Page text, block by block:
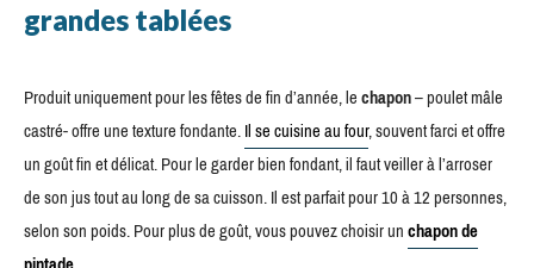
grandes tablées
Produit uniquement pour les fêtes de fin d’année, lechapon– poulet mâle
castré- offre une texture fondante.Il se cuisine au four, souvent farci et offre
un goût fin et délicat. Pour le garder bien fondant, il faut veiller à l’arroser
de son jus tout au long de sa cuisson. Il est parfait pour 10 à 12 personnes,
selon son poids. Pour plus de goût, vous pouvez choisir unchapon de